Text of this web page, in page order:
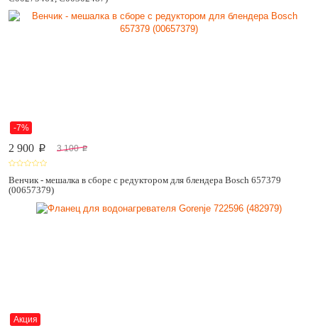
-7%
2 900 p 3 100 p
Венчик - мешалка в сборе с редуктором для блендера Bosch 657379
(00657379)
Акция